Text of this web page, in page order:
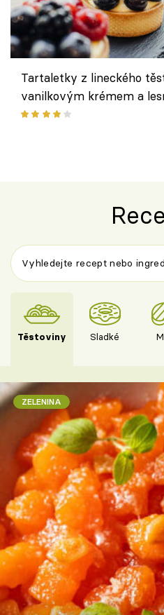
Tartaletky z lineckého
vanilkovým krémem a
ovocem podle Bread
Těstoviny Sladké
ZELENINA